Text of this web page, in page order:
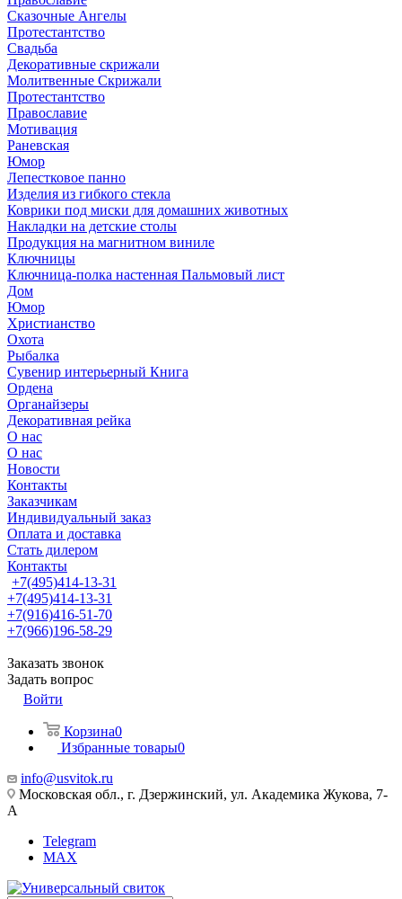
Сказочные Ангелы
Протестантство
Свадьба
Декоративные скрижали
Молитвенные Скрижали
Протестантство
Православие
Мотивация
Раневская
Юмор
Лепестковое панно
Изделия из гибкого стекла
Коврики под миски для домашних животных
Накладки на детские столы
Продукция на магнитном виниле
Ключницы
Ключница-полка настенная Пальмовый лист
Дом
Юмор
Христианство
Охота
Рыбалка
Сувенир интерьерный Книга
Ордена
Органайзеры
Декоративная рейка
О нас
О нас
Новости
Контакты
Заказчикам
Индивидуальный заказ
Оплата и доставка
Стать дилером
Контакты
+7(495)414-13-31
+7(495)414-13-31
+7(916)416-51-70
+7(966)196-58-29
Заказать звонок
Задать вопрос
Войти
Корзина0
Избранные товары0
info@usvitok.ru
Московская обл., г. Дзержинский, ул. Академика Жукова, 7-
А
Telegram
MAX